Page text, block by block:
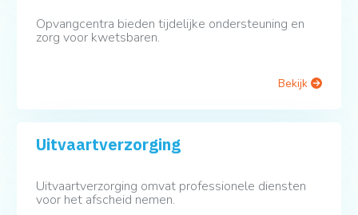
Opvangcentra bieden tijdelijke ondersteuning en
zorg voor kwetsbaren.
Bekijk
Uitvaartverzorging
Uitvaartverzorging omvat professionele diensten
voor het afscheid nemen.